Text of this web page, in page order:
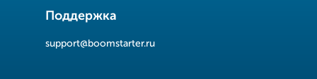
Поддержка
support@boomstarter.ru